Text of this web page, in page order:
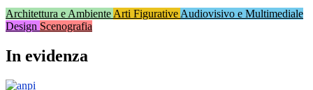
Architettura e AmbienteArti FigurativeAudiovisivo e Multimediale
Design Scenografia
In evidenza